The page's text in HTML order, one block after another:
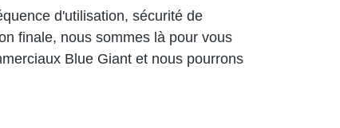
d'utilisation, sécurité de
finale, nous sommes là pour vous
Blue Giant et nous pourrons